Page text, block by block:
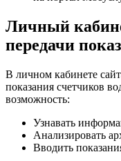
Личный
передачи
В личном кабинете
показания счетчиков
возможность:
Узнавать
Анализировать
Вводить